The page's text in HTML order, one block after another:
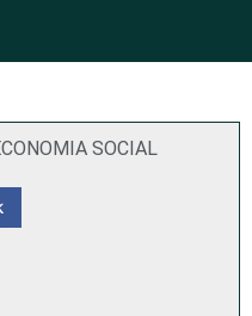
SOCIAL